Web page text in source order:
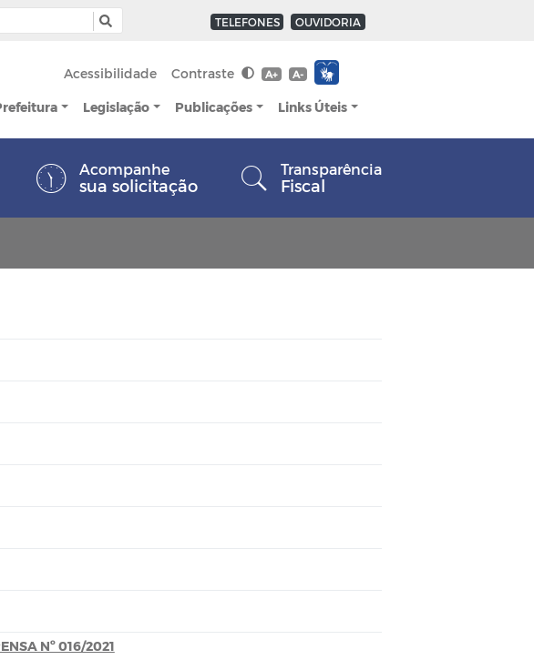
TELEFONES OUVIDORIA
Acessibilidade Contraste A+ A-
Legislação Publicações Links Úteis
Acompanhe
sua solicitação
Transparência
Fiscal
Nº 016/2021